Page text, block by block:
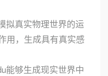
拟真实物理世界的运
用，生成具有真实感
能够生成现实世界中